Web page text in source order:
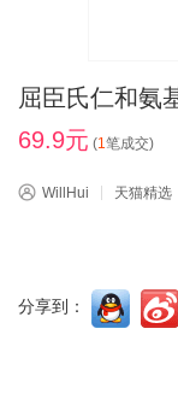
屈臣氏仁和氨
69.9元 (1笔成交)
WillHui 天猫精选
分享到：